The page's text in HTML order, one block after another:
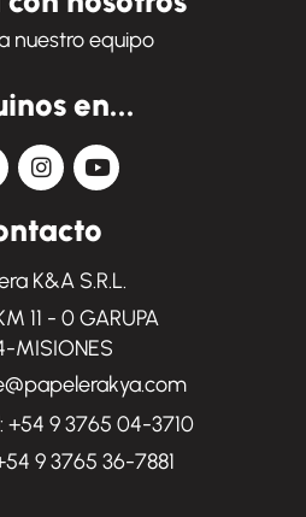
nuestro equipo
en...
K&A S.R.L.
11 - 0 GARUPA
MISIONES
+54 9 3765 04-3710
9 3765 36-7881